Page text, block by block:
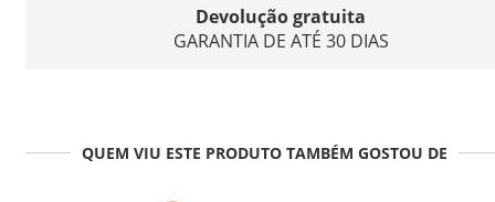
Devolução gratuita
GARANTIA DE ATÉ 30 DIAS
QUEM VIU ESTE PRODUTO TAMBÉM GOSTOU DE